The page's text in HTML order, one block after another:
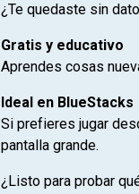
¿Te quedaste sin
Gratis y educativo
Aprendes cosas
Ideal en BlueStacks
Si prefieres jugar
pantalla grande.
¿Listo para probar